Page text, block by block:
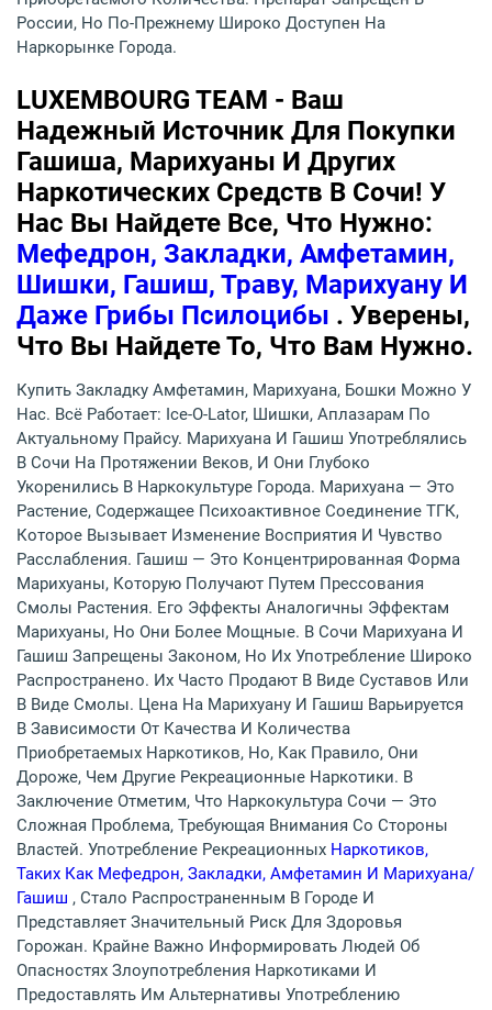
России, Но По-Прежнему Широко Доступен На
Наркорынке Города.
LUXEMBOURG TEAM - Ваш
Надежный Источник Для Покупки
Гашиша, Марихуаны И Других
Наркотических Средств В Сочи! У
Нас Вы Найдете Все, Что Нужно:
Мефедрон, Закладки, Амфетамин,
Шишки, Гашиш, Траву, Марихуану И
Даже Грибы Псилоцибы . Уверены,
Что Вы Найдете То, Что Вам Нужно.
Купить Закладку Амфетамин, Марихуана, Бошки Можно У
Нас. Всё Работает: Ice-O-Lator, Шишки, Аплазарам По
Актуальному Прайсу. Марихуана И Гашиш Употреблялись
В Сочи На Протяжении Веков, И Они Глубоко
Укоренились В Наркокультуре Города. Марихуана — Это
Растение, Содержащее Психоактивное Соединение ТГК,
Которое Вызывает Изменение Восприятия И Чувство
Расслабления. Гашиш — Это Концентрированная Форма
Марихуаны, Которую Получают Путем Прессования
Смолы Растения. Его Эффекты Аналогичны Эффектам
Марихуаны, Но Они Более Мощные. В Сочи Марихуана И
Гашиш Запрещены Законом, Но Их Употребление Широко
Распространено. Их Часто Продают В Виде Суставов Или
В Виде Смолы. Цена На Марихуану И Гашиш Варьируется
В Зависимости От Качества И Количества
Приобретаемых Наркотиков, Но, Как Правило, Они
Дороже, Чем Другие Рекреационные Наркотики. В
Заключение Отметим, Что Наркокультура Сочи — Это
Сложная Проблема, Требующая Внимания Со Стороны
Властей. Употребление Рекреационных Наркотиков,
Таких Как Мефедрон, Закладки, Амфетамин И Марихуана/
Гашиш , Стало Распространенным В Городе И
Представляет Значительный Риск Для Здоровья
Горожан. Крайне Важно Информировать Людей Об
Опасностях Злоупотребления Наркотиками И
Предоставлять Им Альтернативы Употреблению